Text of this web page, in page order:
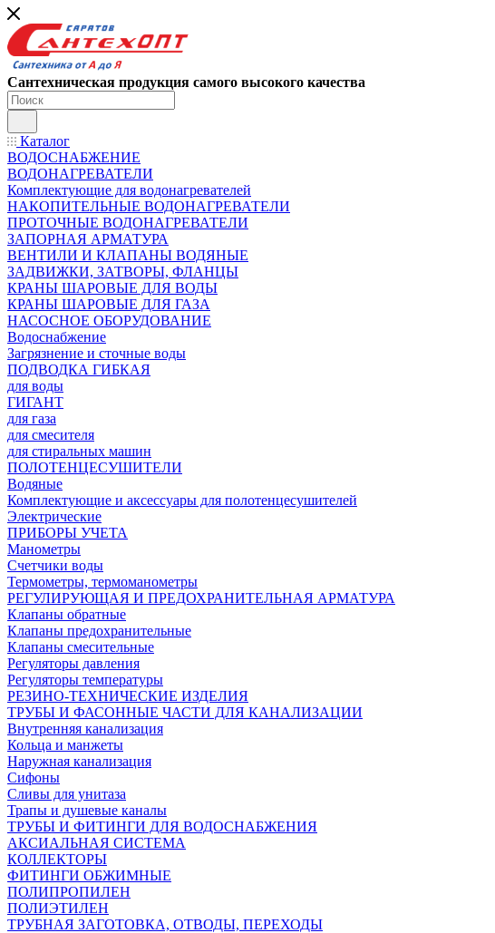
Сантехническая продукция самого высокого качества
Каталог
ВОДОСНАБЖЕНИЕ
ВОДОНАГРЕВАТЕЛИ
Комплектующие для водонагревателей
НАКОПИТЕЛЬНЫЕ ВОДОНАГРЕВАТЕЛИ
ПРОТОЧНЫЕ ВОДОНАГРЕВАТЕЛИ
ЗАПОРНАЯ АРМАТУРА
ВЕНТИЛИ И КЛАПАНЫ ВОДЯНЫЕ
ЗАДВИЖКИ, ЗАТВОРЫ, ФЛАНЦЫ
КРАНЫ ШАРОВЫЕ ДЛЯ ВОДЫ
КРАНЫ ШАРОВЫЕ ДЛЯ ГАЗА
НАСОСНОЕ ОБОРУДОВАНИЕ
Водоснабжение
Загрязнение и сточные воды
ПОДВОДКА ГИБКАЯ
для воды
ГИГАНТ
для газа
для смесителя
для стиральных машин
ПОЛОТЕНЦЕСУШИТЕЛИ
Водяные
Комплектующие и аксессуары для полотенцесушителей
Электрические
ПРИБОРЫ УЧЕТА
Манометры
Счетчики воды
Термометры, термоманометры
РЕГУЛИРУЮЩАЯ И ПРЕДОХРАНИТЕЛЬНАЯ АРМАТУРА
Клапаны обратные
Клапаны предохранительные
Клапаны смесительные
Регуляторы давления
Регуляторы температуры
РЕЗИНО-ТЕХНИЧЕСКИЕ ИЗДЕЛИЯ
ТРУБЫ И ФАСОННЫЕ ЧАСТИ ДЛЯ КАНАЛИЗАЦИИ
Внутренняя канализация
Кольца и манжеты
Наружная канализация
Сифоны
Сливы для унитаза
Трапы и душевые каналы
ТРУБЫ И ФИТИНГИ ДЛЯ ВОДОСНАБЖЕНИЯ
АКСИАЛЬНАЯ СИСТЕМА
КОЛЛЕКТОРЫ
ФИТИНГИ ОБЖИМНЫЕ
ПОЛИПРОПИЛЕН
ПОЛИЭТИЛЕН
ТРУБНАЯ ЗАГОТОВКА, ОТВОДЫ, ПЕРЕХОДЫ